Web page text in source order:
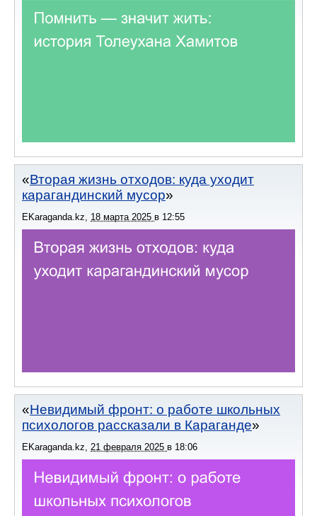
Вторая жизнь отходов: куда уходит
карагандинский мусор
EKaraganda.kz, 18 марта 2025 в 12:55
Невидимый фронт: о работе школьных
психологов рассказали в Караганде
EKaraganda.kz, 21 февраля 2025 в 18:06